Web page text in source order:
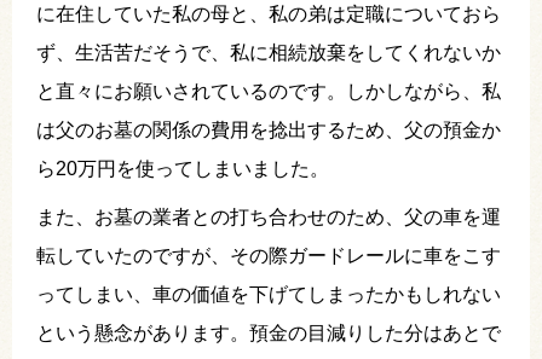
に在住していた私の母と、私の弟は定職についておら
ず、生活苦だそうで、私に相続放棄をしてくれないか
と直々にお願いされているのです。しかしながら、私
は父のお墓の関係の費用を捻出するため、父の預金か
ら20万円を使ってしまいました。
また、お墓の業者との打ち合わせのため、父の車を運
転していたのですが、その際ガードレールに車をこす
ってしまい、車の価値を下げてしまったかもしれない
という懸念があります。預金の目減りした分はあとで